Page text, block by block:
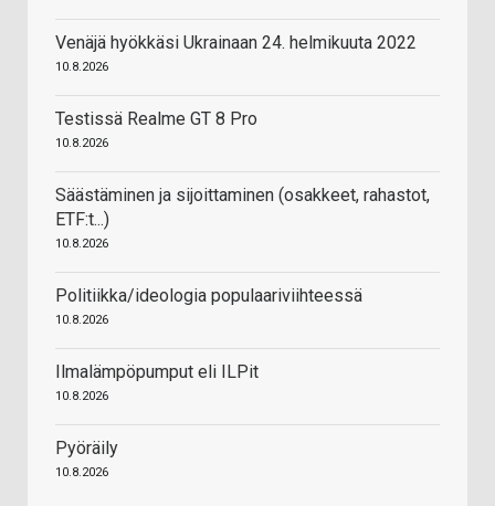
Venäjä hyökkäsi Ukrainaan 24. helmikuuta 2022
10.8.2026
Testissä Realme GT 8 Pro
10.8.2026
Säästäminen ja sijoittaminen (osakkeet, rahastot,
ETF:t...)
10.8.2026
Politiikka/ideologia populaariviihteessä
10.8.2026
Ilmalämpöpumput eli ILPit
10.8.2026
Pyöräily
10.8.2026